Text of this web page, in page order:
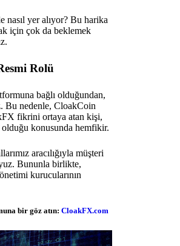
nasıl yer alıyor? Bu harika
için çok da beklemek
Rolü
bağlı olduğundan,
Bu nedenle, CloakCoin
fikrini ortaya atan kişi,
olduğu konusunda hemfikir.
aracılığıyla müşteri
Bununla birlikte,
kurucularının
bir göz atın: CloakFX.com